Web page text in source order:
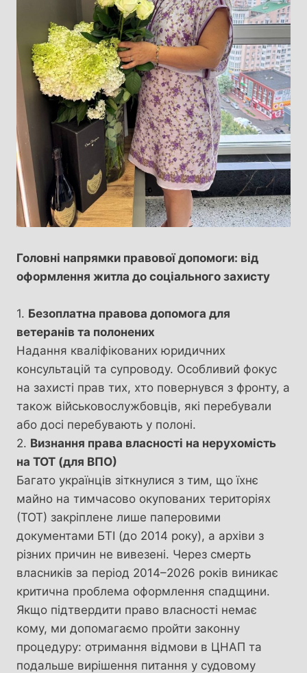
Головні напрямки правової допомоги: від
оформлення житла до соціального захисту
1. Безоплатна правова допомога для
ветеранів та полонених
Надання кваліфікованих юридичних
консультацій та супроводу. Особливий фокус
на захисті прав тих, хто повернувся з фронту, а
також військовослужбовців, які перебували
або досі перебувають у полоні.
2. Визнання права власності на нерухомість
на ТОТ (для ВПО)
Багато українців зіткнулися з тим, що їхнє
майно на тимчасово окупованих територіях
(ТОТ) закріплене лише паперовими
документами БТІ (до 2014 року), а архіви з
різних причин не вивезені. Через смерть
власників за період 2014–2026 років виникає
критична проблема оформлення спадщини.
Якщо підтвердити право власності немає
кому, ми допомагаємо пройти законну
процедуру: отримання відмови в ЦНАП та
подальше вирішення питання у судовому